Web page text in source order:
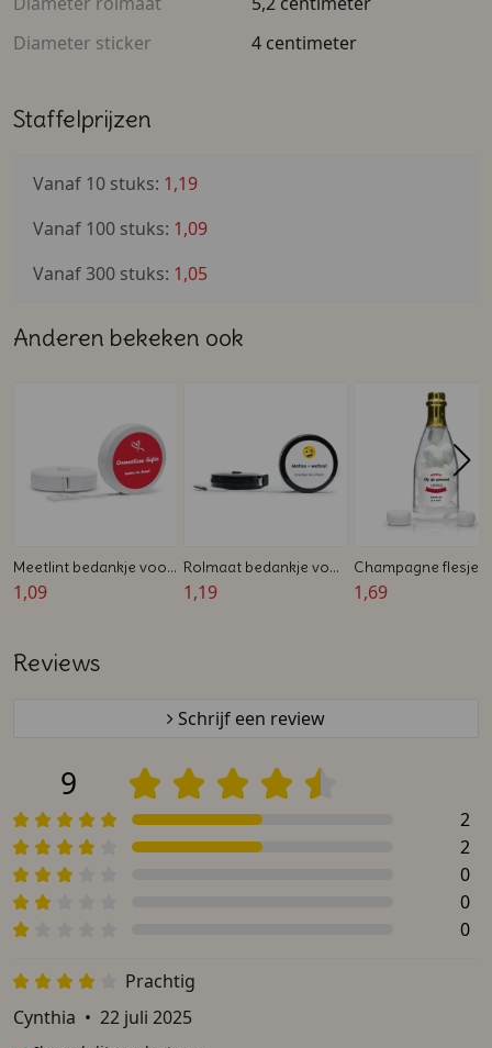
Diameter sticker
4 centimeter
Staffelprijzen
Vanaf 10 stuks: 1,19
Vanaf 100 stuks: 1,09
Vanaf 300 stuks: 1,05
Anderen bekeken ook
Meetlint bedankje voor
een huwelijk/jubileum -
1,09
Rolmaat bedankje voor
collega's - Bedrukt -
1,19
Champagne flesje
huwelijken -
1,69
Reviews
Schrijf een review
9
2
2
0
0
0
Prachtig
Cynthia • 22 juli 2025